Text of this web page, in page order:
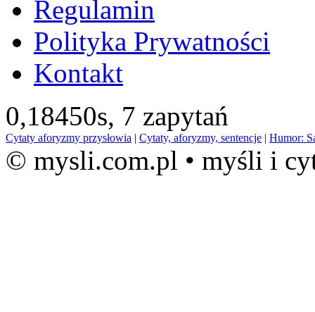
Regulamin
Polityka Prywatności
Kontakt
0,18450s, 7 zapytań
Cytaty aforyzmy przysłowia | Cytaty, aforyzmy, sentencje | Humor:
© mysli.com.pl • myśli i